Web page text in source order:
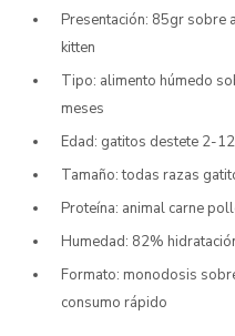
Presentación: 85gr sobre
kitten
Tipo: alimento húmedo
meses
Edad: gatitos destete 2-
Tamaño: todas razas
Proteína: animal carne
Humedad: 82%
Formato: monodosis
consumo rápido